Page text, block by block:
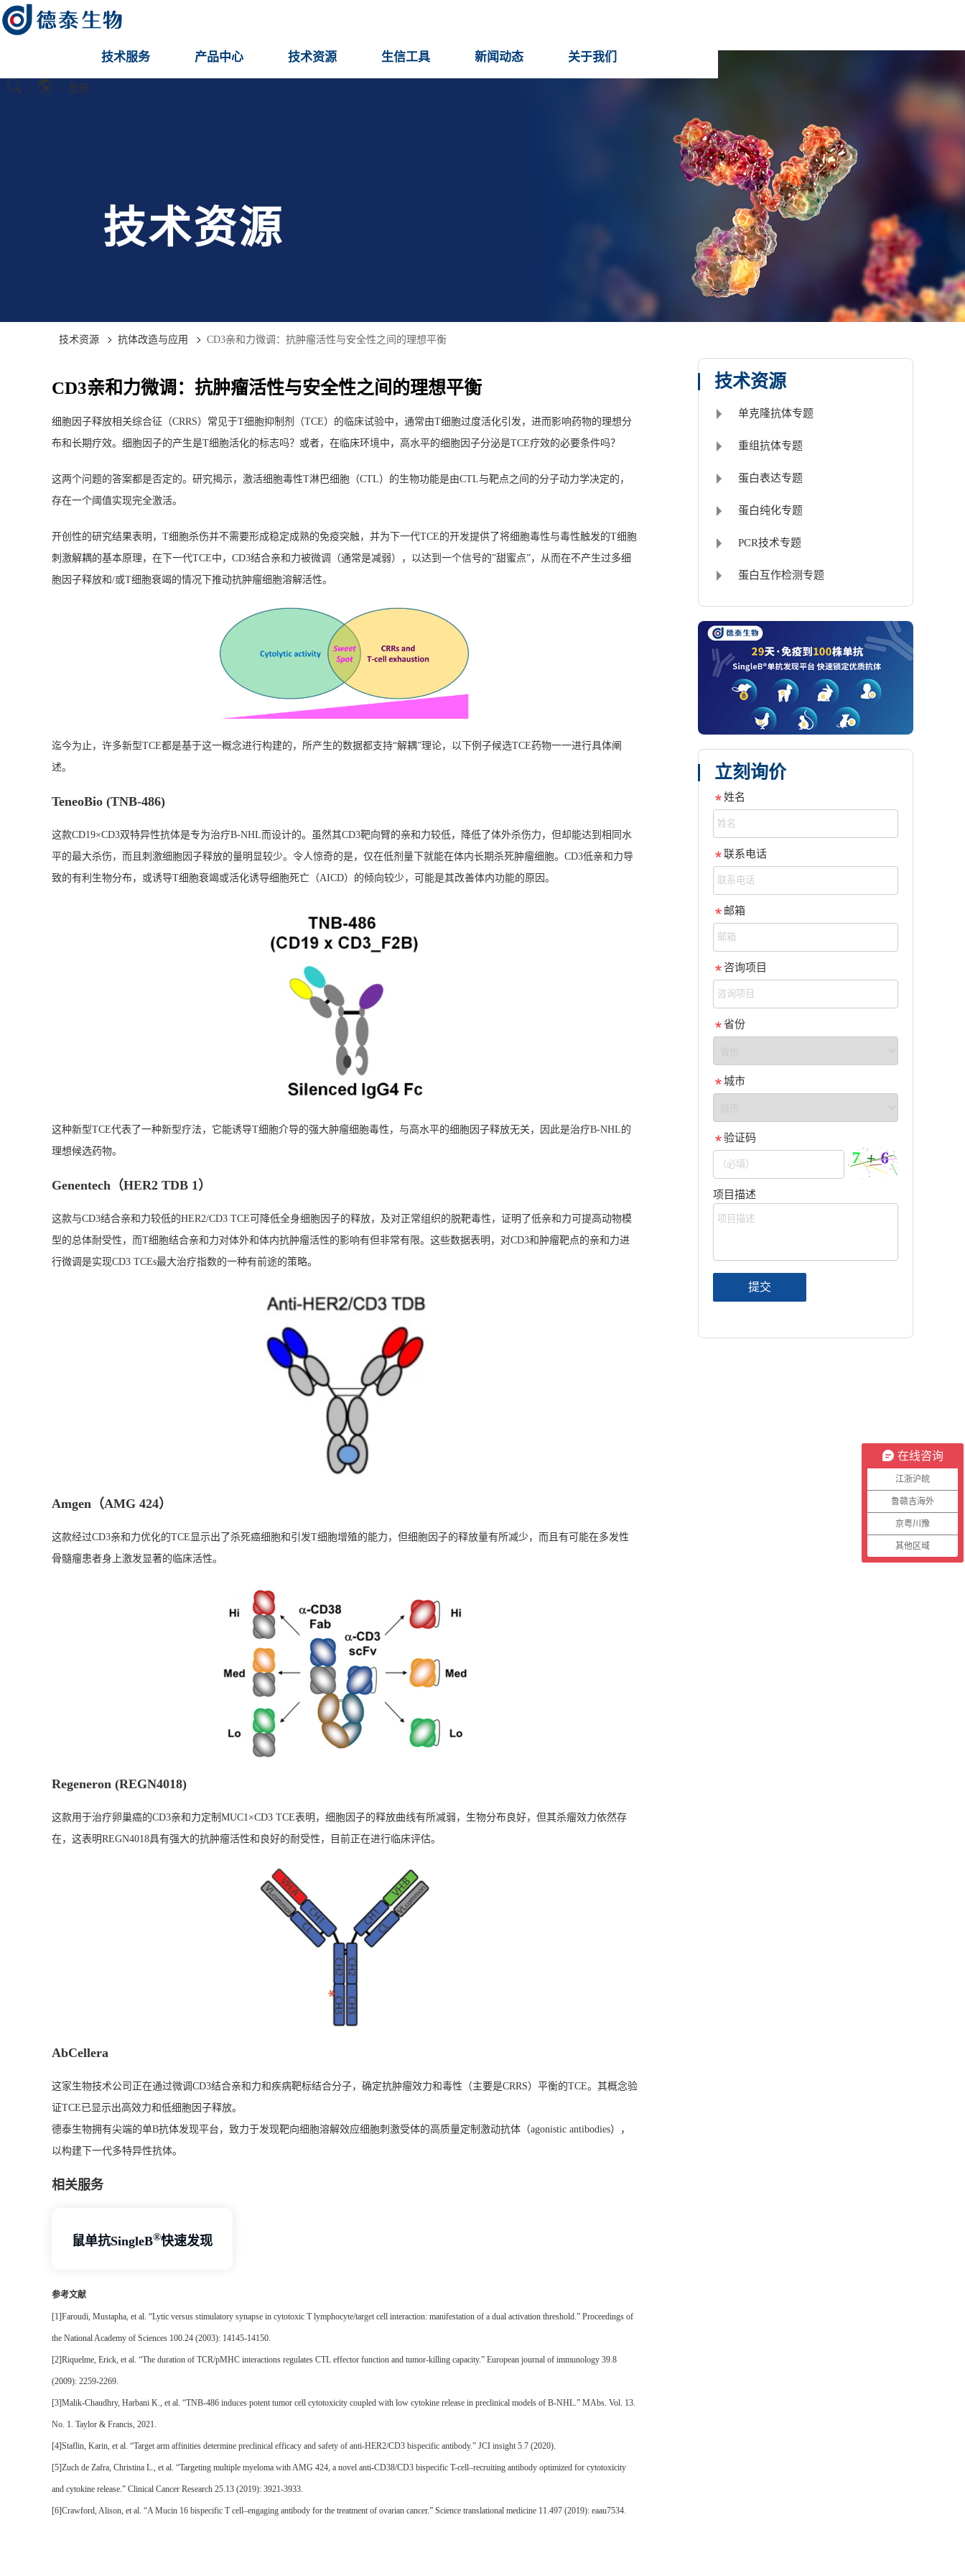
技术服务 产品中心 技术资源 生信工具 新闻动态 关于我们
| | 登录
技术资源
技术资源 抗体改造与应用 CD3亲和力微调：抗肿瘤活性与安全性之间的理想平衡
CD3亲和力微调：抗肿瘤活性与安全性之间的理想平衡
细胞因子释放相关综合征（CRRS）常见于T细胞抑制剂（TCE）的临床试验中，通常由T细胞过度活化引发，进而影响药物的理想分
布和长期疗效。细胞因子的产生是T细胞活化的标志吗？或者，在临床环境中，高水平的细胞因子分泌是TCE疗效的必要条件吗？
这两个问题的答案都是否定的。研究揭示， 激活细胞毒性T淋巴细胞（CTL）的生物功能是由CTL与靶点之间的分子动力学决定的，
存在一个阈值实现完全激活。
开创性的研究结果表明 ，T细胞杀伤并不需要形成稳定成熟的免疫突触，并为下一代TCE的开发提供了将细胞毒性与毒性触发的T细胞
刺激解耦的基本原理，在下一代TCE中，CD3结合亲和力被微调（通常是减弱），以达到一个信号的”甜蜜点”，从而在不产生过多细
胞因子释放和/或T细胞衰竭的情况下推动抗肿瘤细胞溶解活性。
迄今为止，许多新型TCE都是基于这一概念进行构建的，所产生的数据都支持“解耦”理论，以下例子候选TCE药物一一进行具体阐
述。
TeneoBio (TNB-486)
这款CD19×CD3双特异性抗体是专为治疗B-NHL而设计的。虽然其CD3靶向臂的亲和力较低，降低了体外杀伤力，但却能达到相同水
平的最大杀伤，而且刺激细胞因子释放的量明显较少。令人惊奇的是，仅在低剂量下就能在体内长期杀死肿瘤细胞。CD3低亲和力导
致的有利生物分布，或诱导T细胞衰竭或活化诱导细胞死亡（AICD）的倾向较少，可能是其改善体内功能的原因。
这种新型TCE代表了一种新型疗法，它能诱导T细胞介导的强大肿瘤细胞毒性，与高水平的细胞因子释放无关，因此是治疗B-NHL的
理想候选药物。
Genentech（HER2 TDB 1）
这款与CD3结合亲和力较低的HER2/CD3 TCE可降低全身细胞因子的释放，及对正常组织的脱靶毒性，证明了低亲和力可提高动物模
型的总体耐受性，而T细胞结合亲和力对体外和体内抗肿瘤活性的影响有但非常有限。这些数据表明，对CD3和肿瘤靶点的亲和力进
行微调是实现CD3 TCEs最大治疗指数的一种有前途的策略。
Amgen（AMG 424）
这款经过CD3亲和力优化的TCE显示出了杀死癌细胞和引发T细胞增殖的能力，但细胞因子的释放量有所减少，而且有可能在多发性
骨髓瘤患者身上激发显著的临床活性。
Regeneron (REGN4018)
这款用于治疗卵巢癌的CD3亲和力定制MUC1×CD3 TCE表明，细胞因子的释放曲线有所减弱，生物分布良好，但其杀瘤效力依然存
在，这表明REGN4018具有强大的抗肿瘤活性和良好的耐受性，目前正在进行临床评估。
AbCellera
这家生物技术公司正在通过微调CD3结合亲和力和疾病靶标结合分子，确定抗肿瘤效力和毒性（主要是CRRS）平衡的TCE。其概念验
证TCE已显示出高效力和低细胞因子释放。
德泰生物拥有尖端的单B抗体发现平台，致力于发现靶向细胞溶解效应细胞刺激受体的高质量定制激动抗体（agonistic antibodies），
以构建下一代多特异性抗体。
相关服务
鼠单抗SingleB®快速发现
参考文献
[1]Faroudi, Mustapha, et al. “Lytic versus stimulatory synapse in cytotoxic T lymphocyte/target cell interaction: manifestation of a dual activation threshold.” Proceedings of
the National Academy of Sciences 100.24 (2003): 14145-14150.
[2]Riquelme, Erick, et al. “The duration of TCR/pMHC interactions regulates CTL effector function and tumor‐killing capacity.” European journal of immunology 39.8
(2009): 2259-2269.
[3]Malik-Chaudhry, Harbani K., et al. “TNB-486 induces potent tumor cell cytotoxicity coupled with low cytokine release in preclinical models of B-NHL.” MAbs. Vol. 13.
No. 1. Taylor & Francis, 2021.
[4]Staflin, Karin, et al. “Target arm affinities determine preclinical efficacy and safety of anti-HER2/CD3 bispecific antibody.” JCI insight 5.7 (2020).
[5]Zuch de Zafra, Christina L., et al. “Targeting multiple myeloma with AMG 424, a novel anti-CD38/CD3 bispecific T-cell–recruiting antibody optimized for cytotoxicity
and cytokine release.” Clinical Cancer Research 25.13 (2019): 3921-3933.
[6]Crawford, Alison, et al. “A Mucin 16 bispecific T cell–engaging antibody for the treatment of ovarian cancer.” Science translational medicine 11.497 (2019): eaau7534.
技术资源
单克隆抗体专题
重组抗体专题
蛋白表达专题
蛋白纯化专题
PCR技术专题
蛋白互作检测专题
立刻询价
姓名
联系电话
邮箱
咨询项目
省份
城市
验证码
项目描述
提交
在线咨询
江浙沪皖
鲁赣吉海外
京粤川豫
其他区域